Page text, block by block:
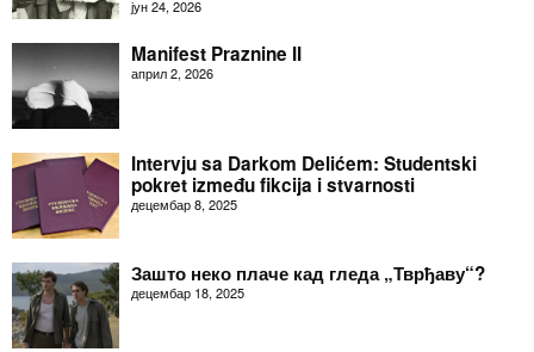
јун 24, 2026
Manifest Praznine II
април 2, 2026
Intervju sa Darkom Delićem: Studentski
pokret između fikcija i stvarnosti
децембар 8, 2025
Зашто неко плаче кад гледа „Тврђаву“?
децембар 18, 2025